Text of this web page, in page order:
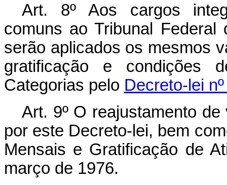
Art. 8º Aos cargos
comuns ao Tribunal
serão aplicados os mesmos
gratificação e condições
Categorias pelo Decreto-lei
Art. 9º O reajustamento
por este Decreto-lei, bem
Mensais e Gratificação de
março de 1976.